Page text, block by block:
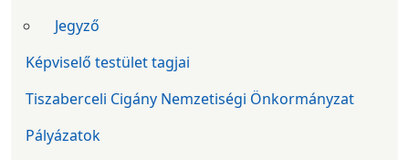
Jegyző
Képviselő testület tagjai
Tiszaberceli Cigány Nemzetiségi Önkormányzat
Pályázatok